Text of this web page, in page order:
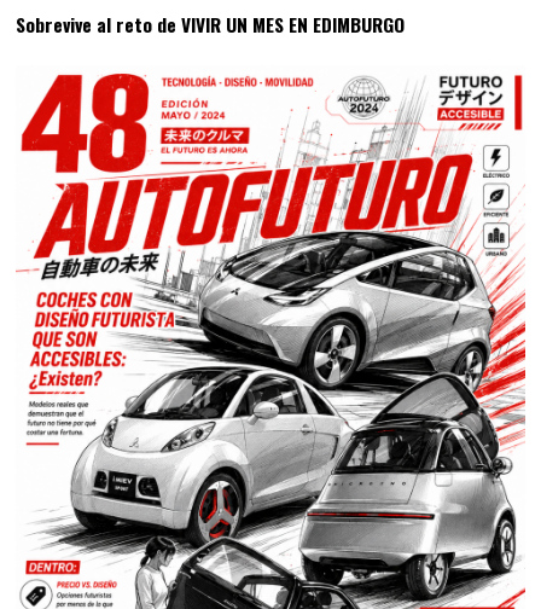
Sobrevive al reto de VIVIR UN MES EN EDIMBURGO